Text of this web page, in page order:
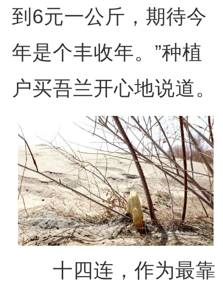
到6元一公斤，期待今
年是个丰收年。”种植
户买吾兰开心地说道。
十四连，作为最靠